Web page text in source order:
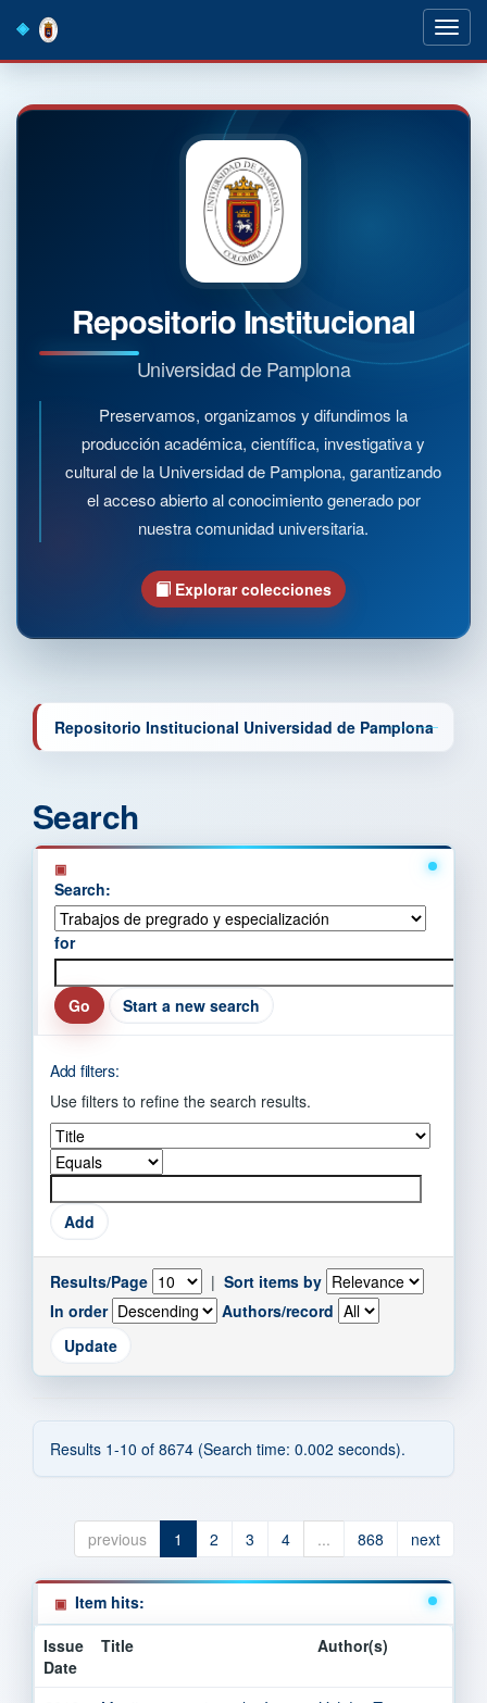
navigation
Repositorio Institucional
Universidad de Pamplona
Preservamos, organizamos y difundimos la
producción académica, científica, investigativa y
cultural de la Universidad de Pamplona, garantizando
el acceso abierto al conocimiento generado por
nuestra comunidad universitaria.
Explorar colecciones
Repositorio Institucional Universidad de Pamplona
Search
Search:
for
Start a new search
Add filters:
Use filters to refine the search results.
Results/Page | Sort items by
In order
Authors/record
Results 1-10 of 8674 (Search time: 0.002 seconds).
previous 1 2 3 4 ... 868 next
Item hits:
Issue
Date
Title Author(s)